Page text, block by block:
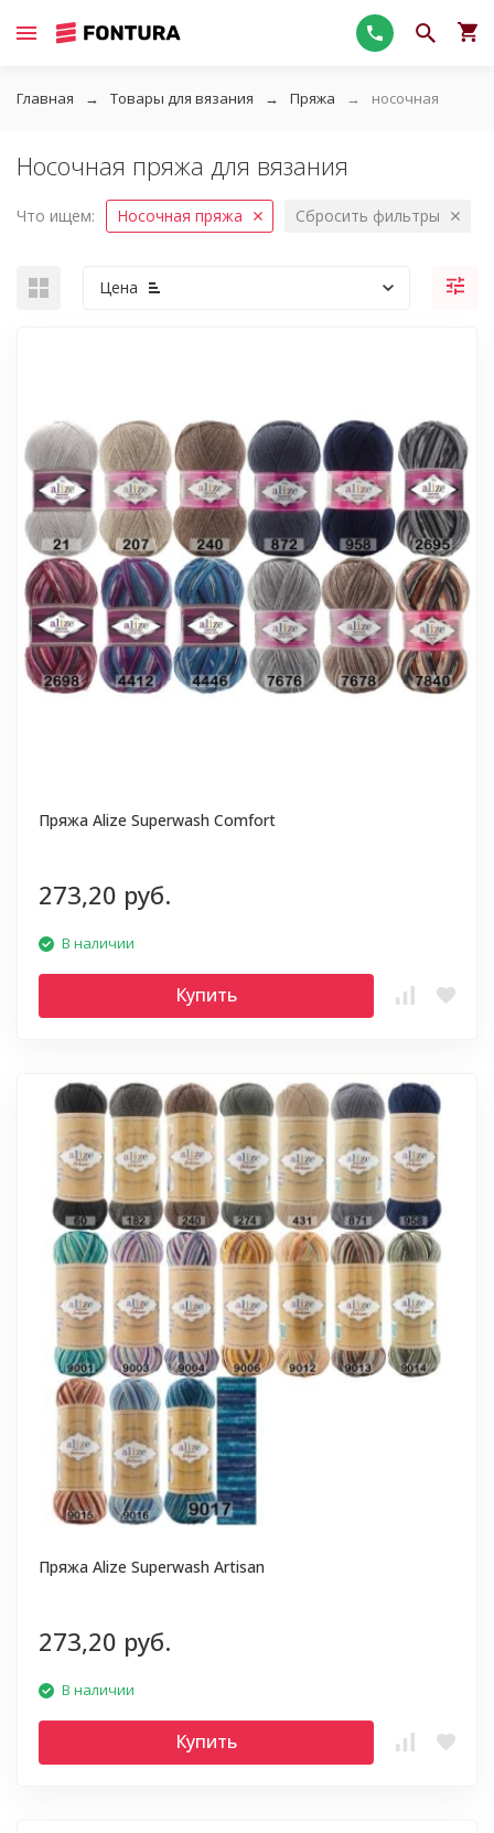
Главная Товары для вязания Пряжа носочная
Носочная пряжа для вязания
Что ищем: Носочная пряжа Сбросить фильтры
Цена
Пряжа Alize Superwash Comfort
273,20 руб.
В наличии
Купить
Пряжа Alize Superwash Artisan
273,20 руб.
В наличии
Купить